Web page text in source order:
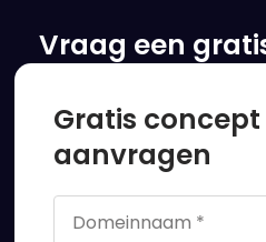
Vraag een
Gratis concept
aanvragen